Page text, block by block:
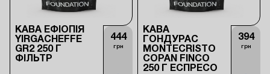
КАВА ЕФІОПІЯ
YIRGACHEFFE
GR2 250 Г
ФІЛЬТР
444
грн
КАВА
ГОНДУРАС
MONTECRISTO
COPAN FINCO
250 Г ЕСПРЕСО
394
грн